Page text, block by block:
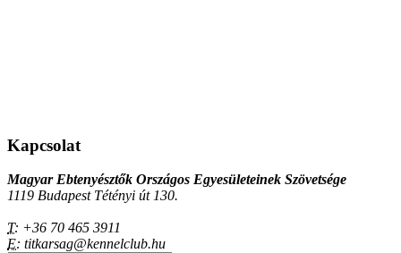
Kapcsolat
Magyar Ebtenyésztők Országos Egyesületeinek Szövetsége
1119 Budapest Tétényi út 130.
T: +36 70 465 3911
E: titkarsag@kennelclub.hu